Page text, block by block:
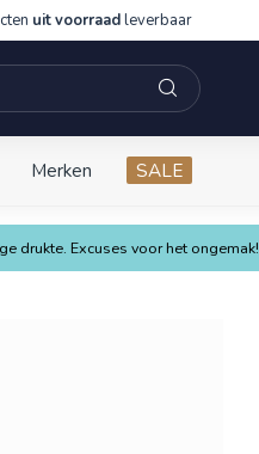
uit voorraadleverbaar
Merken SALE
drukte. Excuses voor het ongemak!